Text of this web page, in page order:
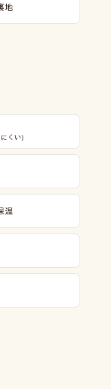
地
くい)
温